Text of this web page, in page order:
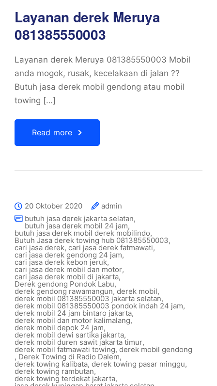
Layanan derek Meruya
081385550003
Layanan derek Meruya 081385550003 Mobil
anda mogok, rusak, kecelakaan di jalan ??
Butuh jasa derek mobil gendong atau mobil
towing […]
Read more
20 Oktober 2020
admin
butuh jasa derek jakarta selatan,
butuh jasa derek mobil 24 jam,
butuh jasa derek mobil derek mobilindo,
Butuh Jasa derek towing hub 081385550003,
cari jasa derek, cari jasa derek fatmawati,
cari jasa derek gendong 24 jam,
cari jasa derek kebon jeruk,
cari jasa derek mobil dan motor,
cari jasa derek mobil di jakarta,
Derek gendong Pondok Labu,
derek gendong rawamangun,derek mobil,
derek mobil 081385550003 jakarta selatan,
derek mobil 081385550003 pondok indah 24 jam,
derek mobil 24 jam bintaro jakarta,
derek mobil dan motor kalimalang,
derek mobil depok 24 jam,
derek mobil dewi sartika jakarta,
derek mobil duren sawit jakarta timur,
derek mobil fatmawati towing, derek mobil gendong
, Derek Towing di Radio Dalem,
derek towing kalibata, derek towing pasar minggu,
derek towing rambutan,
derek towing terdekat jakarta,